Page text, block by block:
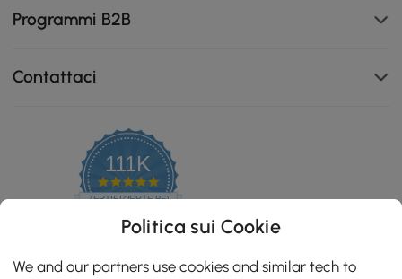
Tessuto bouclé di alta qualità, morbido al tatto e
resistente allo spargimento.
Programmi B2B
Contattaci
111K
4.8
star
ZERTIFIZIERTE BEWERTUNGEN
Politica sui Cookie
We and our partners use cookies and similar tech to